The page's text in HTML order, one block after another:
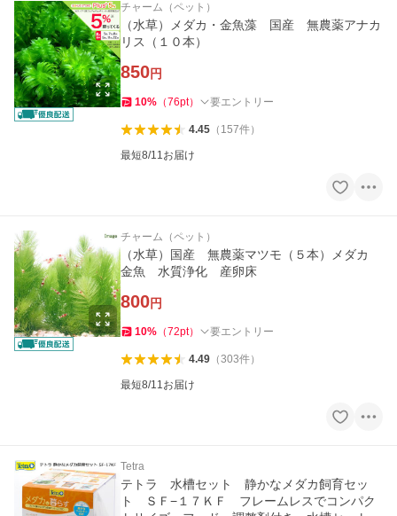
チャーム（ペット）
（水草）メダカ・金魚藻 国産 無農薬アナカ
リス（１０本）
850円
10% （76pt） 要エントリー
4.45（ 157件）
最短8/11お届け
チャーム（ペット）
（水草）国産 無農薬マツモ（５本）メダカ
金魚 水質浄化 産卵床
800円
10% （72pt） 要エントリー
4.49（303件）
最短8/11お届け
Tetra
テトラ 水槽セット 静かなメダカ飼育セッ
ト ＳＦ−１７ＫＦ フレームレスでコンパク